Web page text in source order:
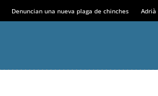
Denuncian una nueva plaga de chinches Adrià